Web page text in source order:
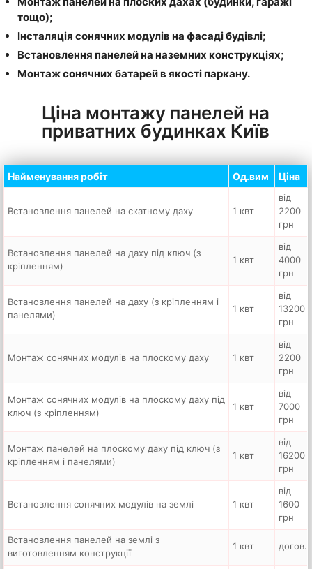
тощо);
Інсталяція сонячних модулів на фасаді будівлі;
Встановлення панелей на наземних конструкціях;
Монтаж сонячних батарей в якості паркану.
Ціна монтажу панелей на
приватних будинках Київ
Найменування робіт Од.вим Ціна
Встановлення панелей на скатному даху 1 квт
від
2200
грн
Встановлення панелей на даху під ключ (з
кріпленням)
1 квт
від
4000
грн
Встановлення панелей на даху (з кріпленням і
панелями)
1 квт
від
13200
грн
Монтаж сонячних модулів на плоскому даху 1 квт
від
2200
грн
Монтаж сонячних модулів на плоскому даху під
ключ (з кріпленням)
1 квт
від
7000
грн
Монтаж панелей на плоскому даху під ключ (з
кріпленням і панелями)
1 квт
від
16200
грн
Встановлення сонячних модулів на землі 1 квт
від
1600
грн
Встановлення панелей на землі з
виготовленням конструкції
1 квт догов.